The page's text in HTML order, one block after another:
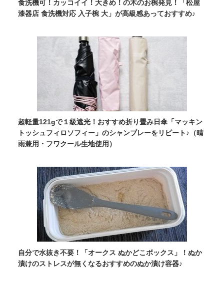
食洗機可！カッコイイ！大きめ！の木のお椀発見！「松屋
漆器店 食洗機対応 入子椀 大」が高級感あっておすすめ♪
超軽量121gで１級遮光！おすすめ折り畳み日傘「マッキン
トッシュフィロソフィー」のシャンブレーをリピート♪（晴
雨兼用・フワクール生地使用）
自分で水抜き不要！「オークス ぬかどこボックス」！ぬか
漬けのストレスが無くなるおすすめのぬか漬け容器♪